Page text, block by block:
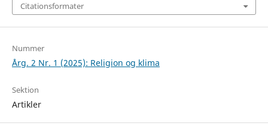
Citationsformater
Nummer
Årg. 2 Nr. 1 (2025): Religion og klima
Sektion
Artikler